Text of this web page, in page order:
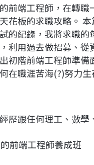
n
k
前端工程師，在轉職
花板的求職攻略。
的紀錄，我將求職的
利用過去做招募、從
初階前端工程師準備
在職涯苦海(?)努力生
歷跟任何理工、數學
前端工程師養成班